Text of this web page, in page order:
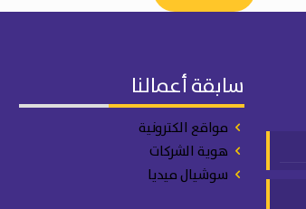
سابقة أعمالنا
مواقع الكترونية
هوية الشركات
سوشيال ميديا